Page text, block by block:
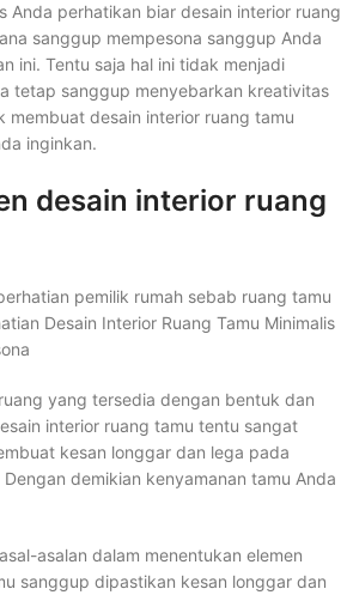
Anda perhatikan biar desain interior ruang
sanggup mempesona sanggup Anda
ini. Tentu saja hal ini tidak menjadi
tetap sanggup menyebarkan kreativitas
membuat desain interior ruang tamu
inginkan.
desain interior ruang
yang tersedia dengan bentuk dan
interior ruang tamu tentu sangat
kesan longgar dan lega pada
demikian kenyamanan tamu Anda
asalan dalam menentukan elemen
sanggup dipastikan kesan longgar dan